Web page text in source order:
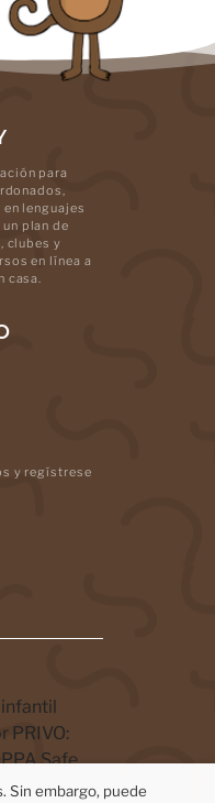
para
lenguajes
plan de
clubes y
en línea a
y regístrese
Sin embargo, puede